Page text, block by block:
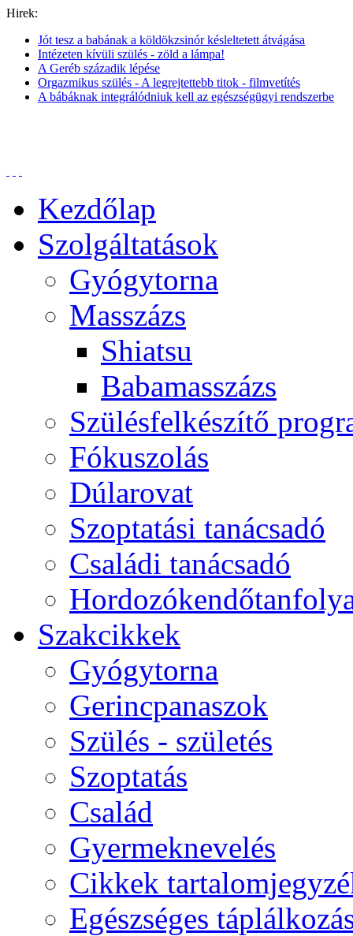
Hirek:
Jót tesz a babának a köldökzsinór késleltetett átvágása
Intézeten kívüli szülés - zöld a lámpa!
A Geréb századik lépése
Orgazmikus szülés - A legrejtettebb titok - filmvetítés
A bábáknak integrálódniuk kell az egészségügyi rendszerbe
Kezdőlap
Szolgáltatások
Gyógytorna
Masszázs
Shiatsu
Babamasszázs
Szülésfelkészítő
Fókuszolás
Dúlarovat
Szoptatási tanácsadó
Családi tanácsadó
Szakcikkek
Gyógytorna
Gerincpanaszok
Szülés - születés
Szoptatás
Család
Gyermeknevelés
Cikkek
Egészséges